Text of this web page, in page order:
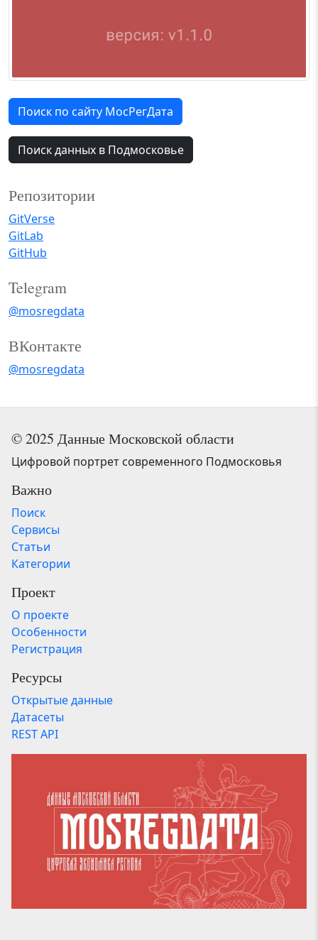
Поиск по сайту МосРегДата
Поиск данных в Подмосковье
Репозитории
GitVerse
GitLab
GitHub
Telegram
@mosregdata
ВКонтакте
@mosregdata
© 2025 Данные Московской области
Цифровой портрет современного Подмосковья
Важно
Поиск
Сервисы
Статьи
Категории
Проект
О проекте
Особенности
Регистрация
Ресурсы
Открытые данные
Датасеты
REST API